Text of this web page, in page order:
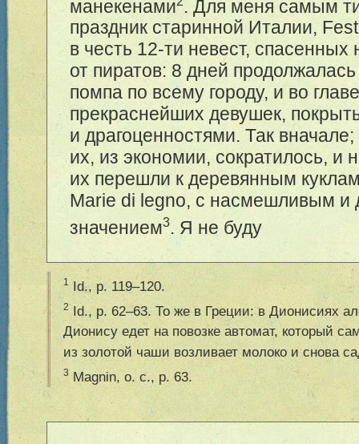
манекенами . Для меня самым
праздник старинной Италии,
в честь 12-ти невест, спасенных
от пиратов: 8 дней
помпа по всему городу, и во
прекраснейших девушек,
и драгоценностями. Так
их, из экономии, сократилось, и
их перешли к деревянным
Marie di legno, с насмешливым и
значением3. Я не буду
1 Id., p. 119–120.
2 Id., p. 62–63. То же в Греции: в Дионисиях
Дионису едет на повозке автомат, который
из золотой чаши возливает молоко и снова
3 Magnin, o. c., p. 63.